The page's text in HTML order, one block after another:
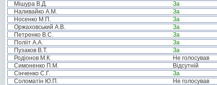
Мішура В.Д.
За
Наливайко А.М.
За
Носенко М.П.
За
Оржаховський А.В.
За
Петренко В.С.
За
Полііт А.А.
За
Пузаков В.Т.
За
Родіонов М.К.
Не голосував
Симоненко П.М.
Відсутній
Сінченко С.Г.
За
Соломатін Ю.П.
Не голосував